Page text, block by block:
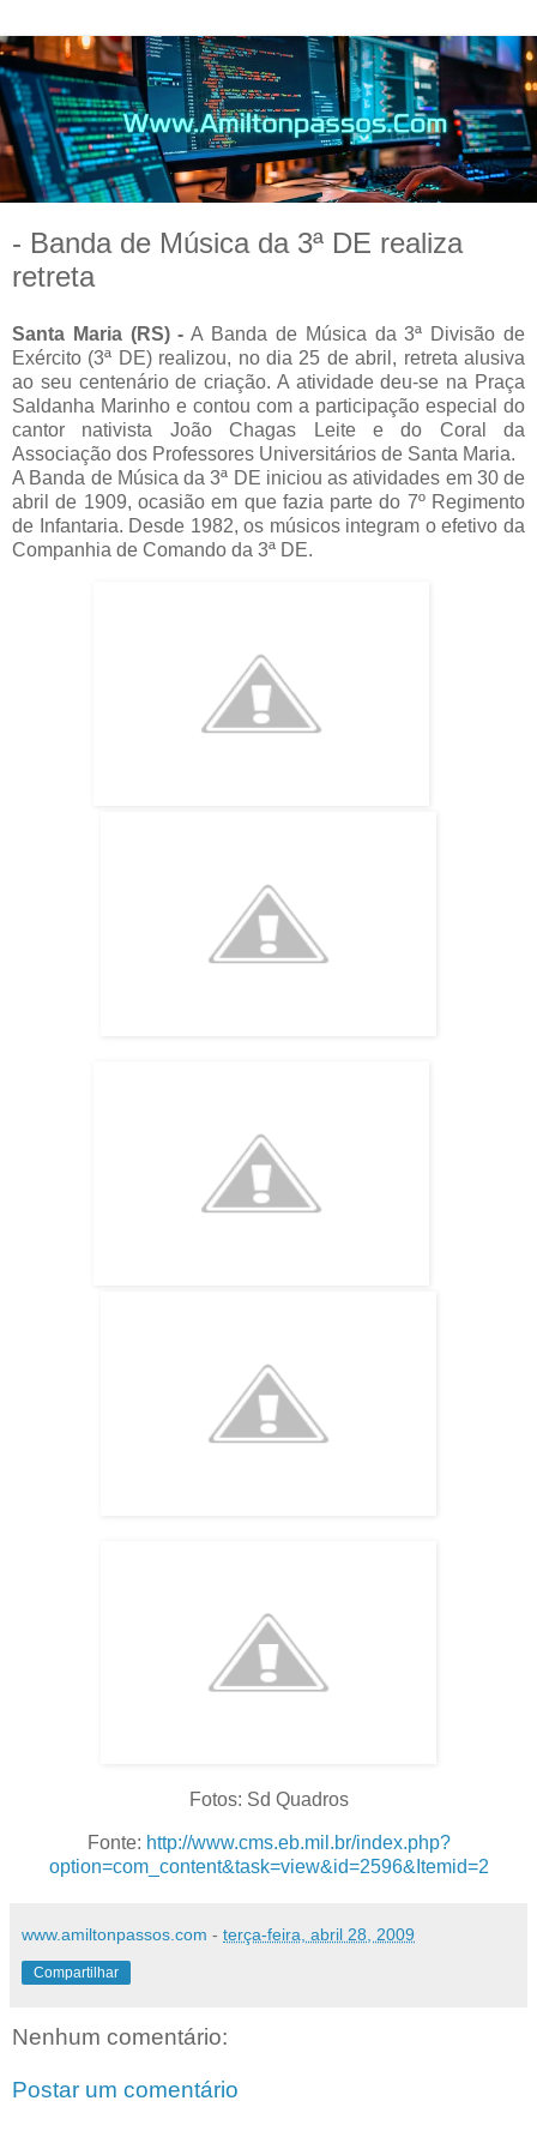
- Banda de Música da 3ª DE realiza
retreta
Santa Maria (RS) - A Banda de Música da 3ª Divisão de
Exército (3ª DE) realizou, no dia 25 de abril, retreta alusiva
ao seu centenário de criação. A atividade deu-se na Praça
Saldanha Marinho e contou com a participação especial do
cantor nativista João Chagas Leite e do Coral da
Associação dos Professores Universitários de Santa Maria.
A Banda de Música da 3ª DE iniciou as atividades em 30 de
abril de 1909, ocasião em que fazia parte do 7º Regimento
de Infantaria. Desde 1982, os músicos integram o efetivo da
Companhia de Comando da 3ª DE.
Fotos: Sd Quadros
Fonte: http://www.cms.eb.mil.br/index.php?
option=com_content&task=view&id=2596&Itemid=2
www.amiltonpassos.com - terça-feira, abril 28, 2009
Compartilhar
Nenhum comentário:
Postar um comentário